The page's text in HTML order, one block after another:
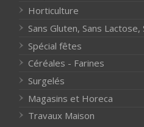
Horticulture
Sans Gluten, Sans Lactose,
Spécial fêtes
Céréales - Farines
Surgelés
Magasins et Horeca
Travaux Maison